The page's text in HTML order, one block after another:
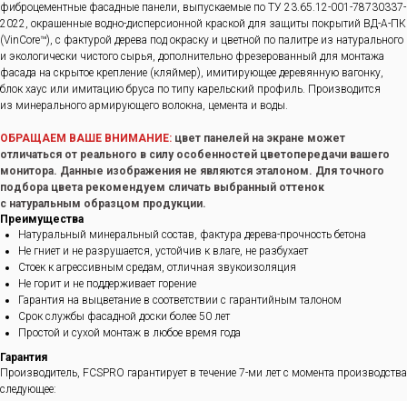
фиброцементные фасадные панели, выпускаемые по ТУ 23.65.12-001-78730337-
2022, окрашенные водно-дисперсионной краской для защиты покрытий ВД-А-ПК
(VinCore™), с фактурой дерева под окраску и цветной по палитре из натурального
и экологически чистого сырья, дополнительно фрезерованный для монтажа
фасада на скрытое крепление (кляймер), имитирующее деревянную вагонку,
блок хаус или имитацию бруса по типу карельский профиль. Производится
из минерального армирующего волокна, цемента и воды.
ОБРАЩАЕМ ВАШЕ ВНИМАНИЕ: цвет панелей на экране может
отличаться от реального в силу особенностей цветопередачи вашего
монитора. Данные изображения не являются эталоном. Для точного
подбора цвета рекомендуем сличать выбранный оттенок
с натуральным образцом продукции.
Преимущества
Натуральный минеральный состав, фактура дерева-прочность бетона
Не гниет и не разрушается, устойчив к влаге, не разбухает
Стоек к агрессивным средам, отличная звукоизоляция
Не горит и не поддерживает горение
Гарантия на выцветание в соответствии с гарантийным талоном
Срок службы фасадной доски более 50 лет
Простой и сухой монтаж в любое время года
Гарантия
Производитель, FCSPRO гарантирует в течение 7-ми лет с момента производства
следующее: